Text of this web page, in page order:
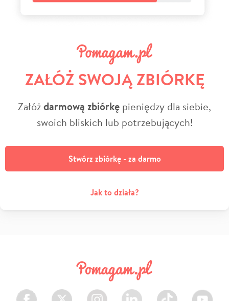
ZAŁÓŻ SWOJĄ ZBIÓRKĘ
Załóżdarmową zbiórkę pieniędzy dla siebie,
swoich bliskich lub potrzebujących!
Stwórz zbiórkę - za darmo
Jak to działa?
Facebook Twitter Instagram LinkedIn TikTok Youtube